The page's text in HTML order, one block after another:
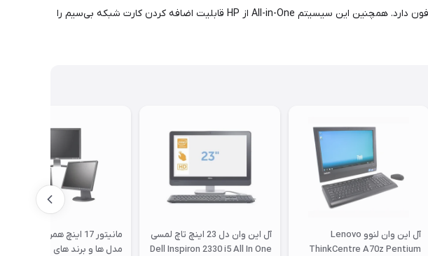
6300 دارای یک درگاه DisplayPort برای تصویر، یک RJ45 برای شبکه، یک خروجی صدا، یک ورودی میکروفون و هدفون دارد. همچنین این سیسیتم All-in-One از HP قابلیت اضافه کردن کارت شبکه بی‌سیم را
آل این وان لنوو Lenovo
ThinkCentre A70z Pentium
آل این وان دل 23 اینچ تاچ لمسی
Dell Inspiron 2330 i5 All In One
مانیتور 17 اینچ همراه با پایه،
مدل ها و برند های مختلف